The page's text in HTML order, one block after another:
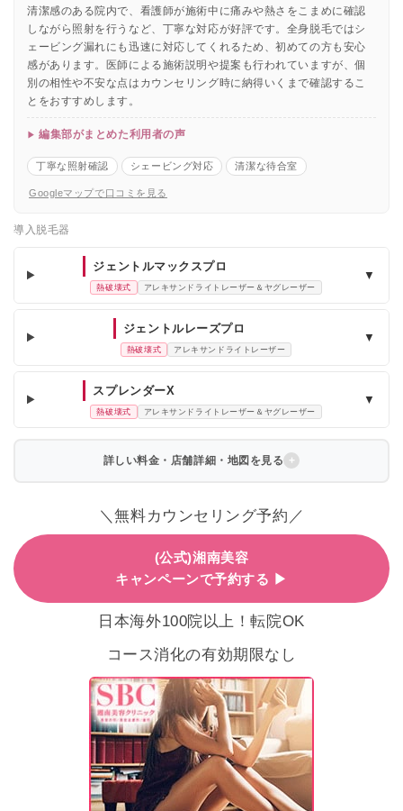
清潔感のある院内で、看護師が施術中に痛みや熱さをこまめに確認
しながら照射を行うなど、丁寧な対応が好評です。全身脱毛ではシ
ェービング漏れにも迅速に対応してくれるため、初めての方も安心
感があります。医師による施術説明や提案も行われていますが、個
別の相性や不安な点はカウンセリング時に納得いくまで確認するこ
とをおすすめします。
編集部がまとめた利用者の声
丁寧な照射確認 シェービング対応 清潔な待合室
Googleマップで口コミを見る
導入脱毛器
ジェントルマックスプロ
熱破壊式 アレキサンドライトレーザー＆ヤグレーザー
▼
ジェントルレーズプロ
熱破壊式 アレキサンドライトレーザー
▼
スプレンダーX
熱破壊式 アレキサンドライトレーザー＆ヤグレーザー
▼
詳しい料金・店舗詳細・地図を見る
＼無料カウンセリング予約／
(公式)湘南美容
キャンペーンで予約する ▶
日本海外100院以上！転院OK
コース消化の有効期限なし